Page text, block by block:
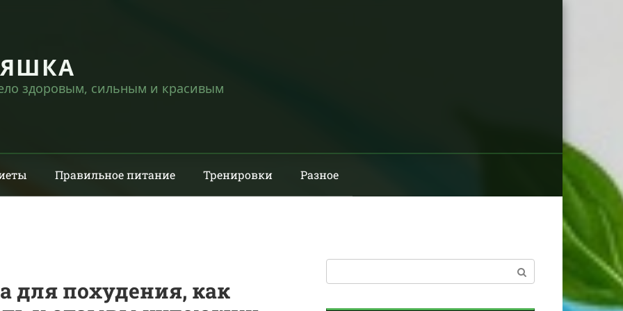
здоровым, сильным и красивым
Правильное питание Тренировки Разное
для похудения, как